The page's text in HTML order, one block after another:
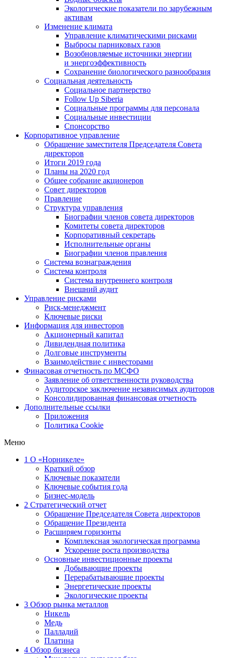
Экологические показатели по зарубежным
активам
Изменение климата
Управление климатическими рисками
Выбросы парниковых газов
Возобновляемые источники энергии
и энергоэффективность
Сохранение биологического разнообразия
Социальная деятельность
Социальное партнерство
Follow Up Siberia
Социальные программы для персонала
Социальные инвестиции
Спонсорство
Корпоративное управление
Обращение заместителя Председателя Совета
директоров
Итоги 2019 года
Планы на 2020 год
Общее собрание акционеров
Совет директоров
Правление
Структура управления
Биографии членов совета директоров
Комитеты совета директоров
Корпоративный секретарь
Исполнительные органы
Биографии членов правления
Система вознаграждения
Система контроля
Система внутреннего контроля
Внешний аудит
Управление рисками
Риск-менеджмент
Ключевые риски
Информация для инвесторов
Акционерный капитал
Дивидендная политика
Долговые инструменты
Взаимодействие с инвеcторами
Финасовая отчетность по МСФО
Заявление об ответственности руководства
Аудиторское заключение независимых аудиторов
Консолидированная финансовая отчетность
Дополнительные ссылки
Приложения
Политика Cookie
Меню
1 О «Норникеле»
Краткий обзор
Ключевые показатели
Ключевые события года
Бизнес-модель
2 Стратегический отчет
Обращение Председателя Совета директоров
Обращение Президента
Расширяем горизонты
Комплексная экологическая программа
Ускорение роста производства
Основные инвестиционные проекты
Добывающие проекты
Перерабатывающие проекты
Энергетические проекты
Экологические проекты
3 Обзор рынка металлов
Никель
Медь
Палладий
Платина
4 Обзор бизнеса